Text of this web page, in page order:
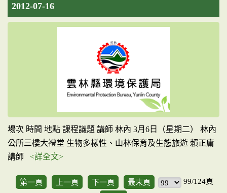
2012-07-16
場次 時間 地點 課程議題 講師 林內 3月6日（星期二） 林內
公所三樓大禮堂 生物多樣性、山林保育及生態旅遊 賴正庸
講師 <詳全文>
第一頁 上一頁 下一頁 最末頁
99/124頁